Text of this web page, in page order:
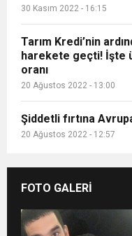
30 Kasım 2022 - 16:15
Tarım Kredi’nin
harekete geçti! İşte
oranı
20 Ağustos 2022 - 13:00
Şiddetli fırtına
20 Ağustos 2022 - 12:57
FOTO GALERİ